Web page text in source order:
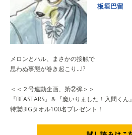
板垣巴留
メロンとハル、まさかの接触で
思わぬ事態が巻き起こり…!?
＜＜２号連動企画、第②弾＞＞
『BEASTARS』＆『魔いりました！入間くん』
特製BIGタオル100名プレゼント！